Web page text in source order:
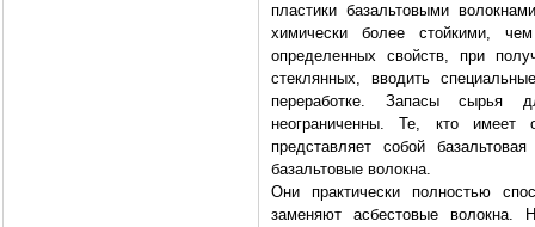
пластики базальтовыми
химически более стойкими,
определенных свойств, при
стеклянных, вводить
переработке. Запасы сырья
неограниченны. Те, кто имеет
представляет собой
базальтовые волокна.
Они практически полностью
заменяют асбестовые волокна.